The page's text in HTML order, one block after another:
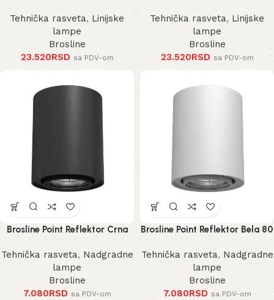
4000K 1200 mm 40 mm 1292
mm
Tehnička rasveta,Linijske
lampe
Brosline
23.520RSD sa PDV-om
4000K 1200 mm 40 mm 1290
mm
Tehnička rasveta, Linijske
lampe
Brosline
23.520RSD sa PDV-om
Brosline Point Reflektor Crna
80 mm 100 mm
Tehnička rasveta,Nadgradne
lampe
Brosline
7.080RSD sa PDV-om
Brosline Point Reflektor Bela 80
mm 100 mm
Tehnička rasveta, Nadgradne
lampe
Brosline
7.080RSD sa PDV-om